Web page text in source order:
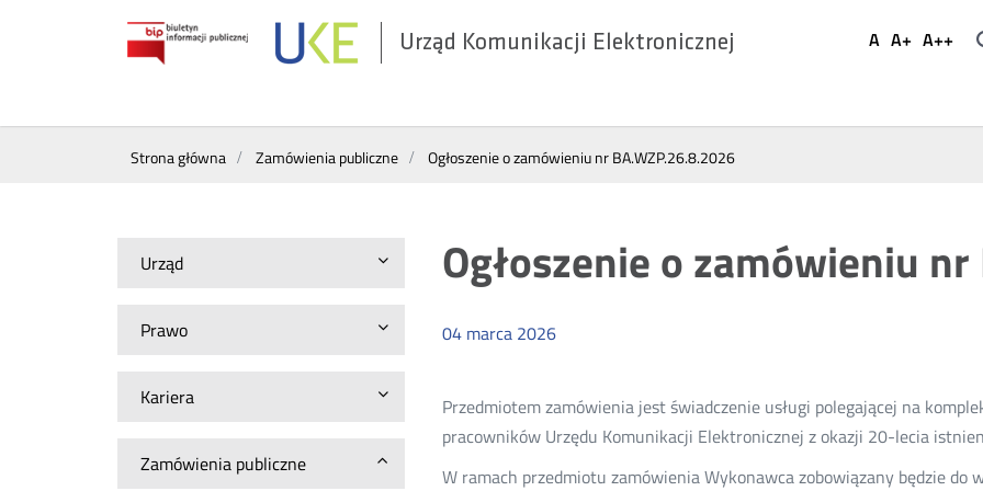
Urząd Komunikacji Elektronicznej A A+ A++
Media
Wyszukiwarka
Strona główna Zamówienia publiczne Ogłoszenie o zamówieniu nr BA.WZP.26.8.2026
Urząd
Prawo
Kariera
Zamówienia publiczne
Ogłoszenie o zamówieniu
04 marca 2026
Przedmiotem zamówienia jest świadczenie usługi polegającej na
pracowników Urzędu Komunikacji Elektronicznej z okazji 20-lecia
W ramach przedmiotu zamówienia Wykonawca zobowiązany będzie do